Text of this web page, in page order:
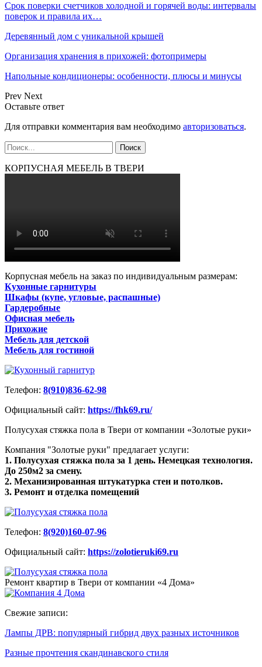
Срок поверки счетчиков холодной и горячей воды: интервалы
поверок и правила их…
Деревянный дом с уникальной крышей
Организация хранения в прихожей: фотопримеры
Напольные кондиционеры: особенности, плюсы и минусы
Prev Next
Оставьте ответ
Для отправки комментария вам необходимо авторизоваться.
КОРПУСНАЯ МЕБЕЛЬ В ТВЕРИ
Корпусная мебель на заказ по индивидуальным размерам:
Кухонные гарнитуры
Шкафы (купе, угловые, распашные)
Гардеробные
Офисная мебель
Прихожие
Мебель для детской
Мебель для гостиной
Телефон: 8(910)836-62-98
Официальный сайт: https://fhk69.ru/
Полусухая стяжка пола в Твери от компании «Золотые руки»
Компания "Золотые руки" предлагает услуги:
1. Полусухая стяжка пола за 1 день. Немецкая технология.
До 250м2 за смену.
2. Механизированная штукатурка стен и потолков.
3. Ремонт и отделка помещений
Телефон: 8(920)160-07-96
Официальный сайт: https://zolotieruki69.ru
Ремонт квартир в Твери от компании «4 Дома»
Свежие записи:
Лампы ДРВ: популярный гибрид двух разных источников
Разные прочтения скандинавского стиля